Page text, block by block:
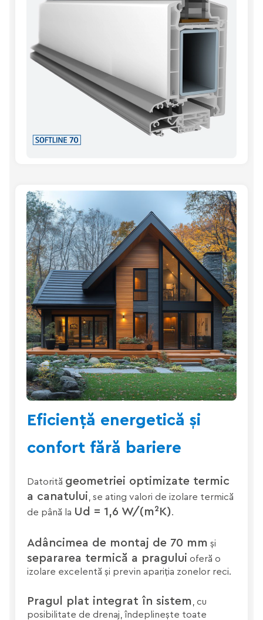
Eficiență energetică și
confort fără bariere
Datorită geometriei optimizate termic
a canatului , se ating valori de izolare termică
de până la Ud = 1,6 W/(m²K).
Adâncimea de montaj de 70 mm și
separarea termică a pragului oferă o
izolare excelentă și previn apariția zonelor reci.
Pragul plat integrat în sistem , cu
posibilitate de drenaj, îndeplinește toate